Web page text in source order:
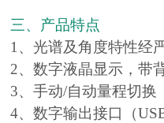
三、产品特点
1、光谱及角度特性经
2、数字液晶显示，带
3、手动/自动量程切换
4、数字输出接口（